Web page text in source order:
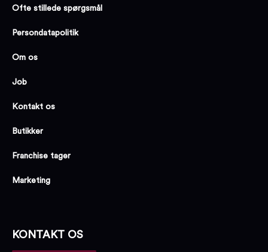
Ofte stillede spørgsmål
Persondatapolitik
Om os
Job
Kontakt os
Butikker
Franchise tager
Marketing
KONTAKT OS